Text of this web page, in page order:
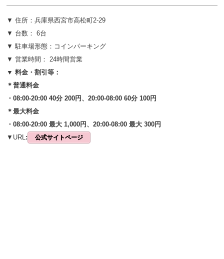
▼ 住所：兵庫県西宮市高松町2-29
▼ 台数： 6台
▼ 駐車場形態：コインパーキング
▼ 営業時間： 24時間営業
▼ 料金・割引等：
＊普通料金
・08:00-20:00 40分 200円、20:00-08:00 60分 100円
＊最大料金
・08:00-20:00 最大 1,000円、20:00-08:00 最大 300円
▼URL: 公式サイトページ